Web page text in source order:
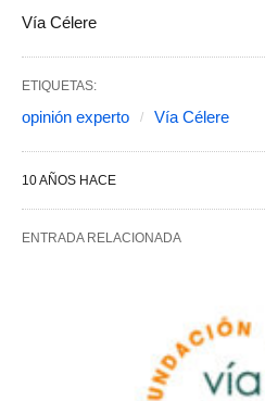
Vía Célere
ETIQUETAS:
opinión experto Vía Célere
10 AÑOS HACE
ENTRADA RELACIONADA